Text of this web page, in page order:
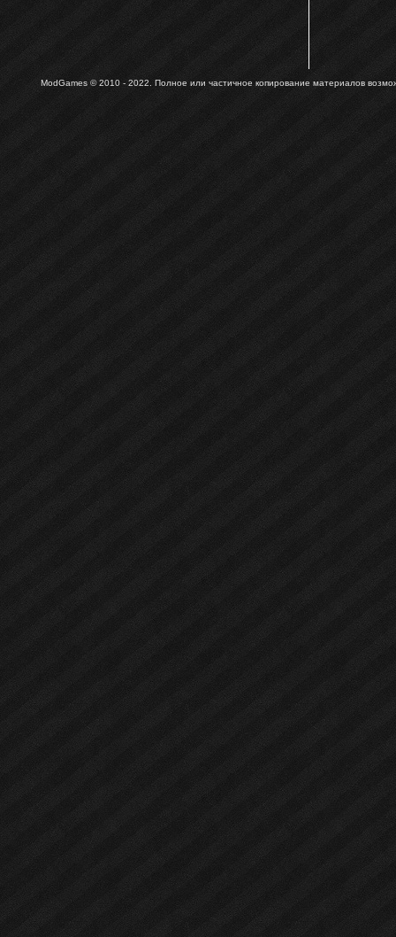
ModGames © 2010 - 2022. Полное или частичное копирование материалов